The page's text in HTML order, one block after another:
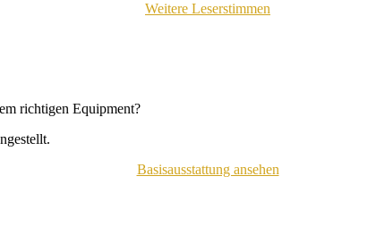
Weitere Leserstimmen
richtigen Equipment?
Basisausstattung ansehen